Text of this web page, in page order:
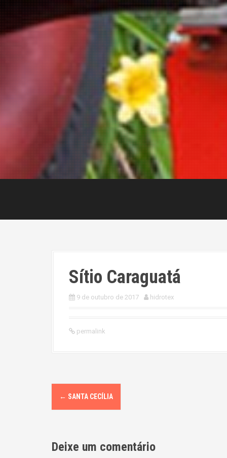
Sítio Caraguatá
9 de outubro de 2017 hidrotex
permalink
P
o
t
← SANTA CECÍLIA
Deixe um comentário